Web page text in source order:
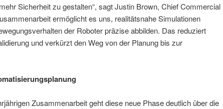
Sicherheit zu gestalten“, sagt Justin Brown, Chief Commercial
ermöglicht es uns, realitätsnahe Simulationen
der Roboter präzise abbilden. Das reduziert
und verkürzt den Weg von der Planung bis zur
Zusammenarbeit geht diese neue Phase deutlich über die